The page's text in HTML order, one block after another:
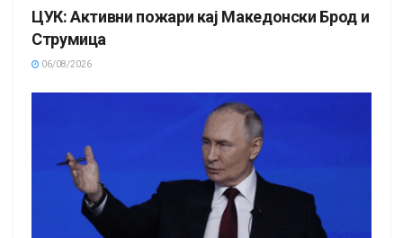
ЦУК: Активни пожари кај Македонски Брод и
Струмица
06/08/2026